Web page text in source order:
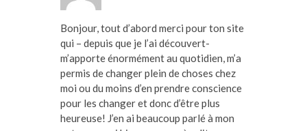
Bonjour, tout d’abord merci pour ton site
qui – depuis que je l’ai découvert-
m’apporte énormément au quotidien, m’a
permis de changer plein de choses chez
moi ou du moins d’en prendre conscience
pour les changer et donc d’être plus
heureuse! J’en ai beaucoup parlé à mon